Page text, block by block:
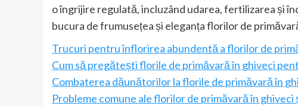
o îngrijire regulată, incluzând udarea, fertilizarea și
bucura de frumusețea și eleganța florilor de
Trucuri pentru înflorirea abundentă a florilor de
Cum să pregătești florile de primăvară în ghiveci
Combaterea dăunătorilor la florile de primăvară în
Probleme comune ale florilor de primăvară în ghiveci